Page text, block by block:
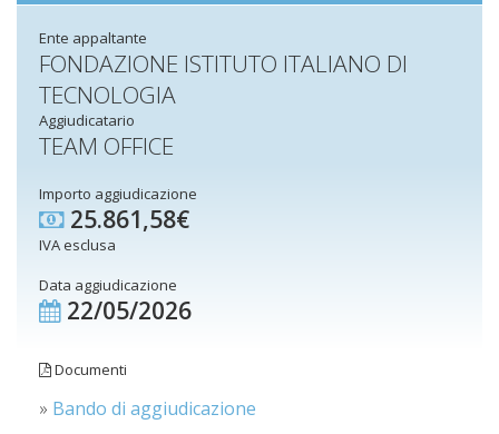
Ente appaltante
FONDAZIONE ISTITUTO ITALIANO DI
TECNOLOGIA
Aggiudicatario
TEAM OFFICE
Importo aggiudicazione
25.861,58€
IVA esclusa
Data aggiudicazione
22/05/2026
Documenti
» Bando di aggiudicazione